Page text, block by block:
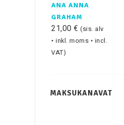
ANA ANNA
GRAHAM
21,00€ (sis. alv
• inkl. moms • incl.
VAT)
MAKSUKANAVAT